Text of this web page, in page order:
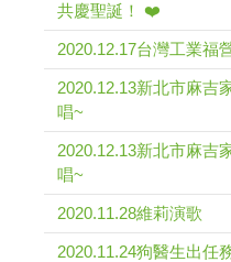
共慶聖誕！ ❤️
2020.12.17台灣工業福
2020.12.13新北市麻吉
唱~
2020.12.13新北市麻吉
唱~
2020.11.28維莉演歌
2020.11.24狗醫生出任